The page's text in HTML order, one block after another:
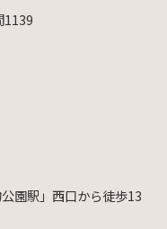
1139
園駅」西口から徒歩13